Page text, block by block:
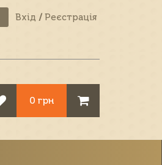
Вхід / Реєстрація
0 грн